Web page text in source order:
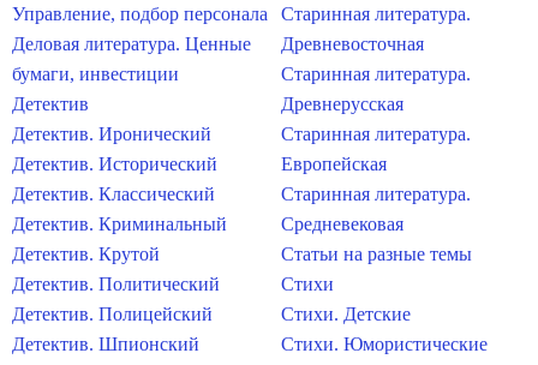
Управление, подбор персонала
Деловая литература. Ценные
бумаги, инвестиции
Детектив
Детектив. Иронический
Детектив. Исторический
Детектив. Классический
Детектив. Криминальный
Детектив. Крутой
Детектив. Политический
Детектив. Полицейский
Детектив. Шпионский
Старинная литература.
Древневосточная
Старинная литература.
Древнерусская
Старинная литература.
Европейская
Старинная литература.
Средневековая
Статьи на разные темы
Стихи
Стихи. Детские
Стихи. Юмористические